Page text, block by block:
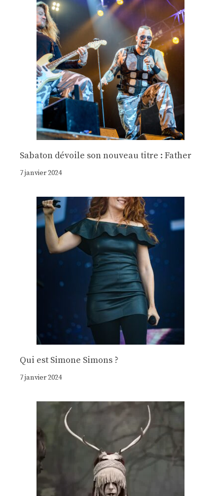
Sabaton dévoile son nouveau titre : Father
7 janvier 2024
Qui est Simone Simons ?
7 janvier 2024